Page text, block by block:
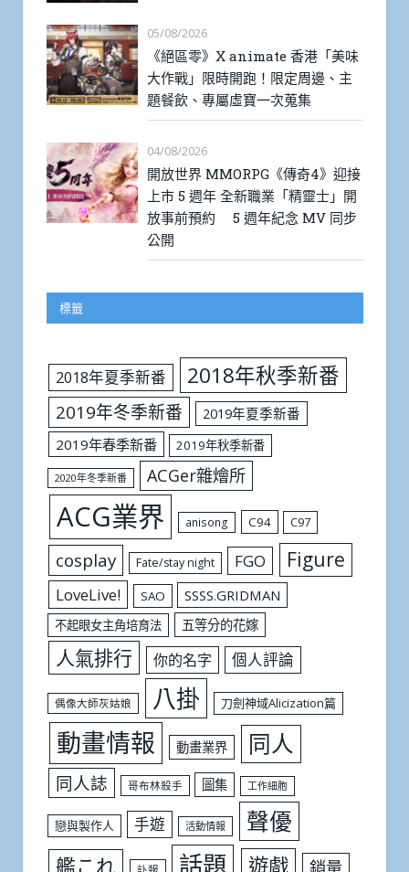
05/08/2026
《絕區零》X animate 香港「美味
大作戰」限時開跑！限定周邊、主
題餐飲、專屬虛寶一次蒐集
04/08/2026
開放世界 MMORPG《傳奇4》迎接
上市 5 週年 全新職業「精靈士」開
放事前預約 5 週年紀念 MV 同步
公開
標籤
2018年夏季新番 2018年秋季新番
2019年冬季新番
2019年夏季新番
2019年春季新番
2019年秋季新番
2020年冬季新番 ACGer雜燴所
ACG業界 anisong C94 C97
cosplay Fate/stay night FGO Figure
LoveLive! SAO SSSS.GRIDMAN
不起眼女主角培育法 五等分的花嫁
人氣排行 你的名字 個人評論
偶像大師灰姑娘 八掛 刀劍神域Alicization篇
動畫情報 動畫業界 同人
同人誌 哥布林殺手 圖集 工作細胞
戀與製作人 手遊 活動情報 聲優
艦これ 話題